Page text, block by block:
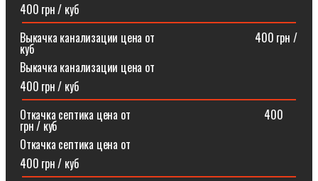
400 грн / куб
Выкачка канализации цена от⠀⠀⠀⠀⠀⠀⠀⠀⠀⠀⠀⠀400 грн /
куб
Выкачка канализации цена от
400 грн / куб
Откачка септика цена от⠀⠀⠀⠀⠀⠀⠀⠀⠀⠀⠀⠀⠀⠀⠀⠀400
грн / куб
Откачка септика цена от
400 грн / куб